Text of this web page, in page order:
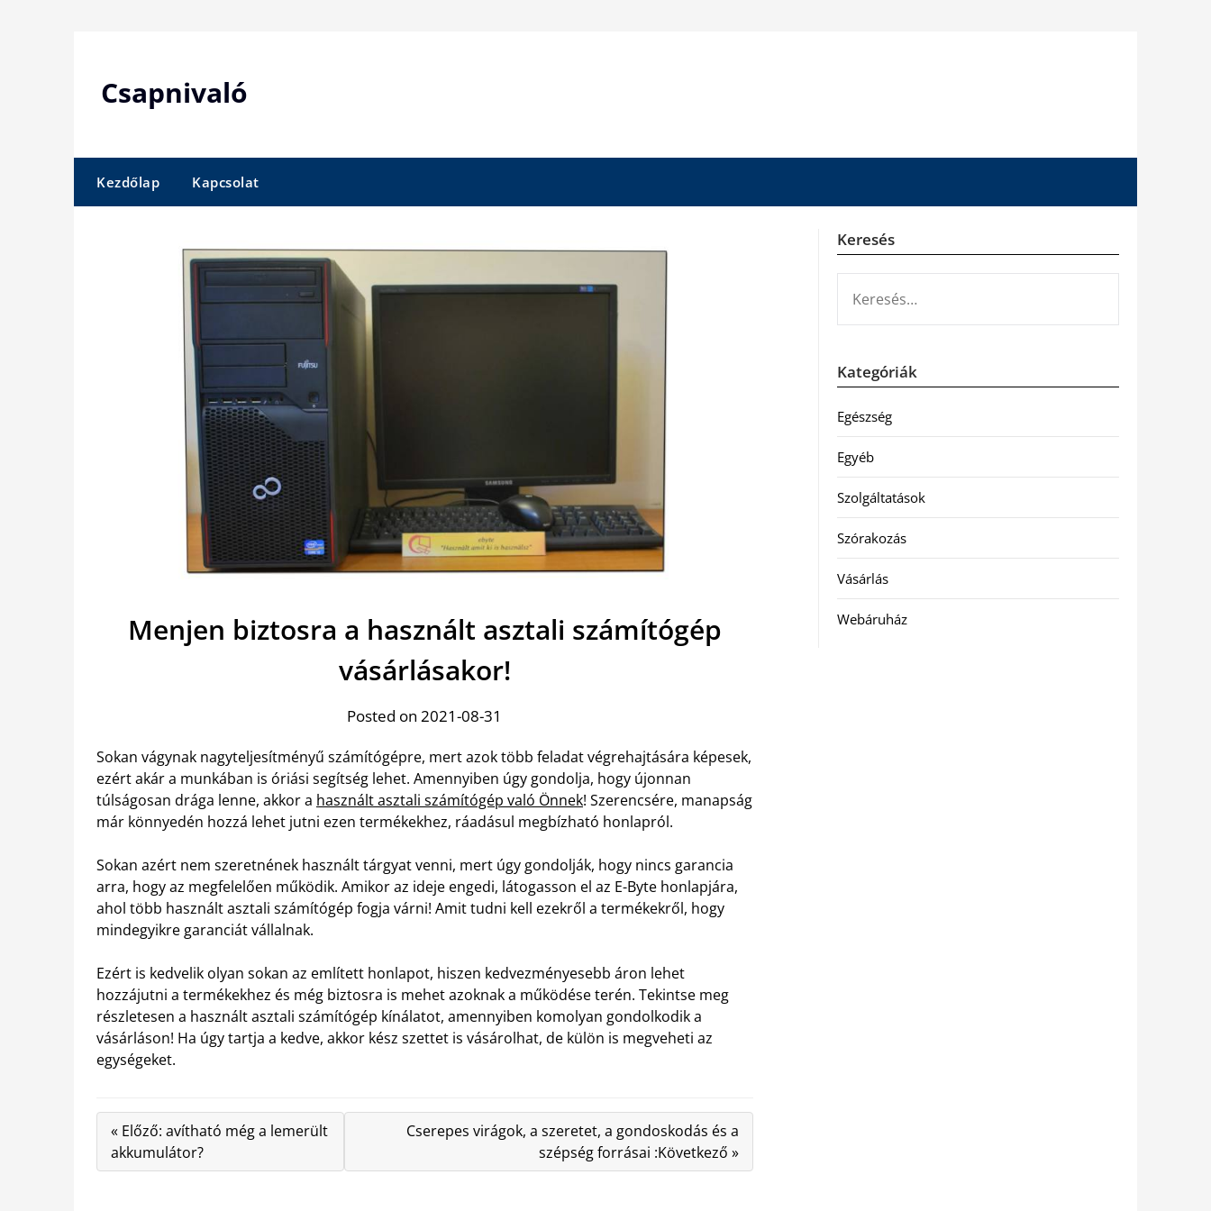
Csapnivaló
Kezdőlap Kapcsolat
Menjen biztosra a használt asztali számítógép
vásárlásakor!
Posted on 2021-08-31
Sokan vágynak nagyteljesítményű számítógépre, mert azok több feladat végrehajtására képesek,
ezért akár a munkában is óriási segítség lehet. Amennyiben úgy gondolja, hogy újonnan
túlságosan drága lenne, akkor a használt asztali számítógép való Önnek! Szerencsére, manapság
már könnyedén hozzá lehet jutni ezen termékekhez, ráadásul megbízható honlapról.
Sokan azért nem szeretnének használt tárgyat venni, mert úgy gondolják, hogy nincs garancia
arra, hogy az megfelelően működik. Amikor az ideje engedi, látogasson el az E-Byte honlapjára,
ahol több használt asztali számítógép fogja várni! Amit tudni kell ezekről a termékekről, hogy
mindegyikre garanciát vállalnak.
Ezért is kedvelik olyan sokan az említett honlapot, hiszen kedvezményesebb áron lehet
hozzájutni a termékekhez és még biztosra is mehet azoknak a működése terén. Tekintse meg
részletesen a használt asztali számítógép kínálatot, amennyiben komolyan gondolkodik a
vásárláson! Ha úgy tartja a kedve, akkor kész szettet is vásárolhat, de külön is megveheti az
egységeket.
« Előző: avítható még a lemerült
akkumulátor?
Cserepes virágok, a szeretet, a gondoskodás és a
szépség forrásai :Következő »
Keresés
Kategóriák
Egészség
Egyéb
Szolgáltatások
Szórakozás
Vásárlás
Webáruház